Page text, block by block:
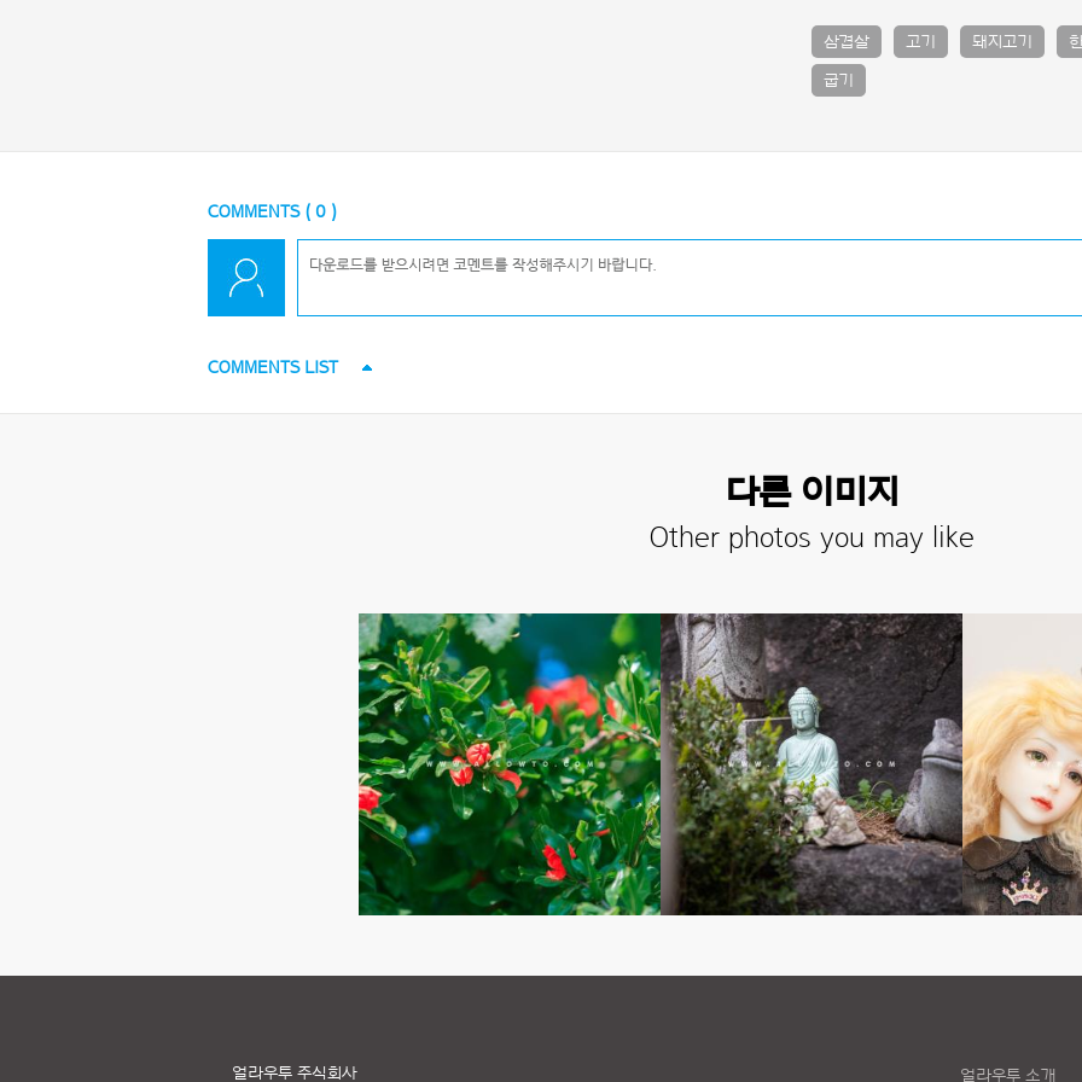
삼겹살 고기 돼지고기
굽기
COMMENTS ( 0 )
COMMENTS LIST
다른 이미지
Other photos you may like
얼라우투 소개
얼라우투 주식회사